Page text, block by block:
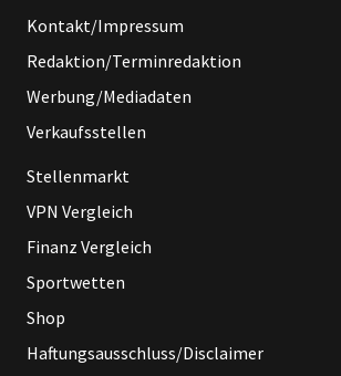
Kontakt/Impressum
Redaktion/Terminredaktion
Werbung/Mediadaten
Verkaufsstellen
Stellenmarkt
VPN Vergleich
Finanz Vergleich
Sportwetten
Shop
Haftungsausschluss/Disclaimer